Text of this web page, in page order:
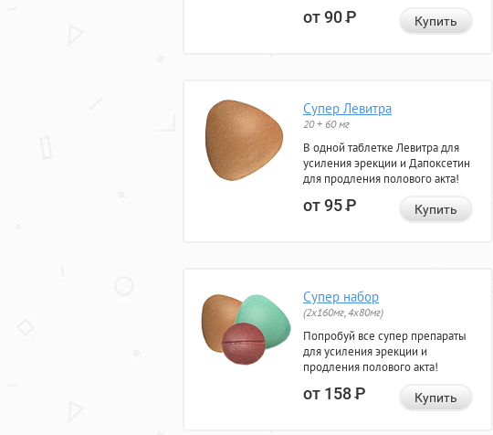
от 90Р Купить
Супер Левитра
20 + 60 мг
В одной таблетке Левитра для
усиления эрекции и Дапоксетин
для продления полового акта!
от 95Р Купить
Супер набор
(2х160мг, 4х80мг)
Попробуй все супер препараты
для усиления эрекции и
продления полового акта!
от 158Р Купить